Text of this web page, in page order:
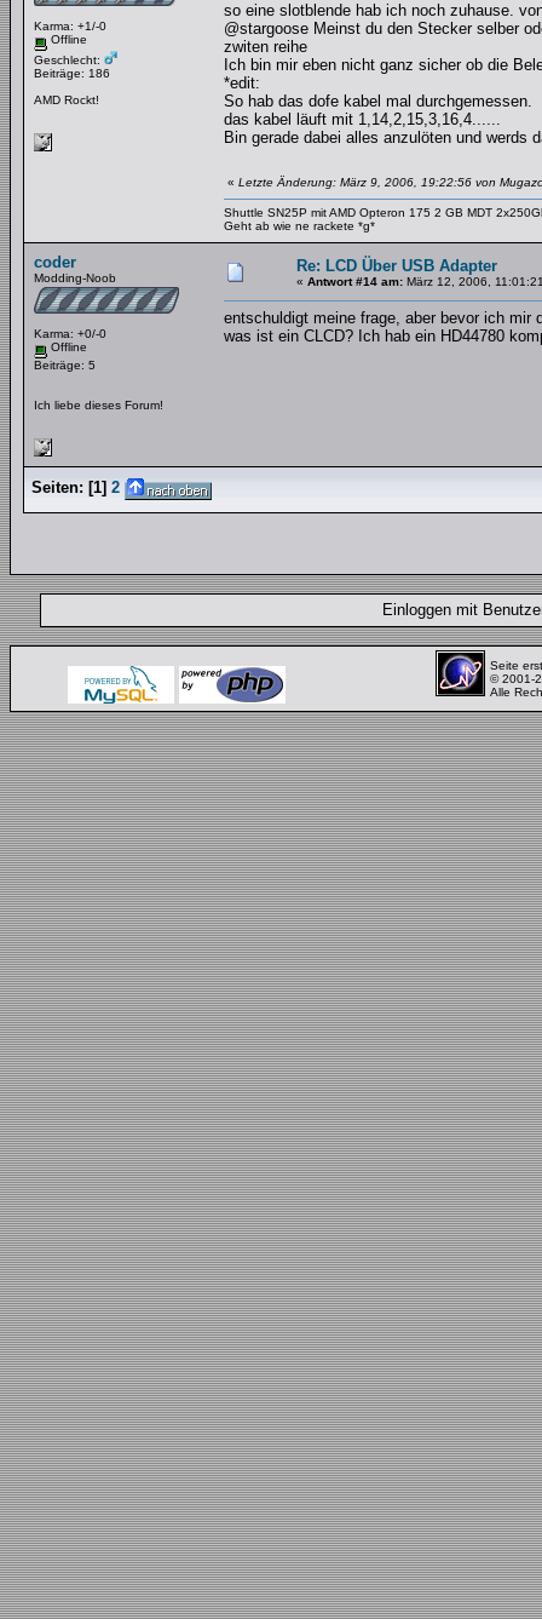
Karma: +1/-0
Offline
Geschlecht:
Beiträge: 186
AMD Rockt!
so eine slotblende hab ich noch zuhause.
@stargoose Meinst du den Stecker selber
zwiten reihe
Ich bin mir eben nicht ganz sicher ob die
*edit:
So hab das dofe kabel mal durchgemessen.
das kabel läuft mit 1,14,2,15,3,16,4......
Bin gerade dabei alles anzulöten und werds
« Letzte Änderung: März 9, 2006, 19:22:56 von
Shuttle SN25P mit AMD Opteron 175 2 GB MDT
Geht ab wie ne rackete *g*
coder
Modding-Noob
Karma: +0/-0
Offline
Beiträge: 5
Ich liebe dieses Forum!
Re: LCD Über USB Adapter
« Antwort #14 am: März 12, 2006,
entschuldigt meine frage, aber bevor ich mir
was ist ein CLCD? Ich hab ein HD44780
Seiten: [1] 2
Einloggen mit
Seite
© 2001-
Alle